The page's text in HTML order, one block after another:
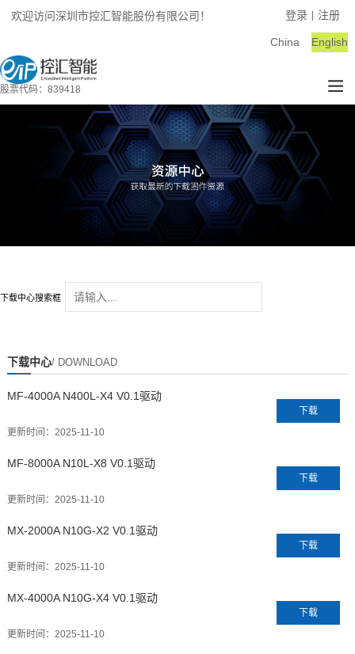
欢迎访问深圳市控汇智能股份有限公司！ 登录 注册
English
China
股票代码：839418
下载中心搜索框
下载中心/ DOWNLOAD
MF-4000A N400L-X4 V0.1驱动
更新时间： 2025-11-10
下载
MF-8000A N10L-X8 V0.1驱动
更新时间： 2025-11-10
下载
MX-2000A N10G-X2 V0.1驱动
更新时间： 2025-11-10
下载
MX-4000A N10G-X4 V0.1驱动
更新时间： 2025-11-10
下载